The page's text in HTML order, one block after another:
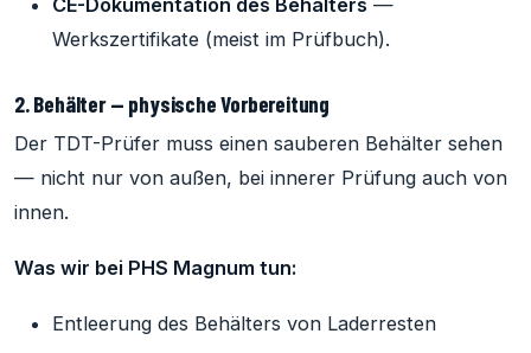
CE-Dokumentation des Behälters —
Werkszertifikate (meist im Prüfbuch).
2. Behälter — physische Vorbereitung
Der TDT-Prüfer muss einen sauberen Behälter sehen
— nicht nur von außen, bei innerer Prüfung auch von
innen.
Was wir bei PHS Magnum tun:
Entleerung des Behälters von Laderresten